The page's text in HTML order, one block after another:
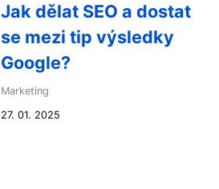
Jak dělat SEO a dostat
se mezi tip výsledky
Google?
Marketing
27. 01. 2025